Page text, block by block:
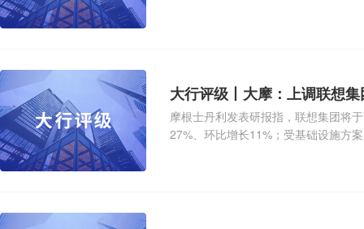
大行评级丨大摩：上调联想
摩根士丹利发表研报指，联想集团将
27%、环比增长11%；受基础设施方